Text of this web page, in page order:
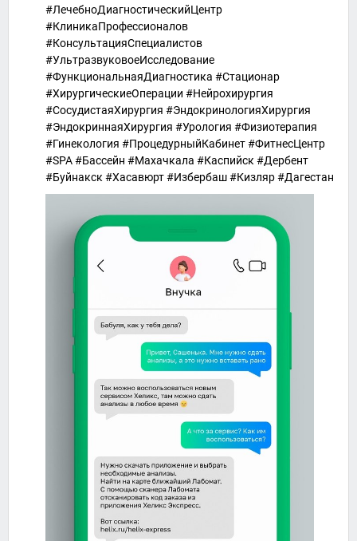
#ЛечебноДиагностическийЦентр
#КлиникаПрофессионалов
#КонсультацияСпециалистов
#УльтразвуковоеИсследование
#ФункциональнаяДиагностика #Стационар
#ХирургическиеОперации #Нейрохирургия
#СосудистаяХирургия #ЭндокринологияХирургия
#ЭндокриннаяХирургия #Урология #Физиотерапия
#Гинекология #ПроцедурныйКабинет #ФитнесЦентр
#SPA #Бассейн #Махачкала #Каспийск #Дербент
#Буйнакск #Хасавюрт #Избербаш #Кизляр #Дагестан